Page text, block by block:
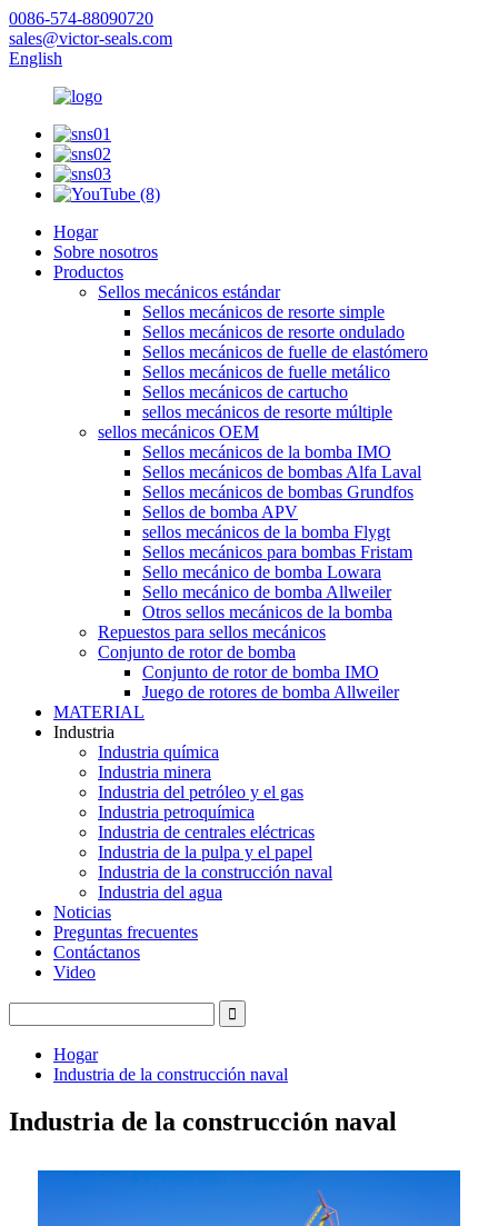
0086-574-88090720
sales@victor-seals.com
English
Hogar
Sobre nosotros
Productos
Sellos mecánicos estándar
Sellos mecánicos de resorte simple
Sellos mecánicos de resorte ondulado
Sellos mecánicos de fuelle de elastómero
Sellos mecánicos de fuelle metálico
Sellos mecánicos de cartucho
sellos mecánicos de resorte múltiple
sellos mecánicos OEM
Sellos mecánicos de la bomba IMO
Sellos mecánicos de bombas Alfa Laval
Sellos mecánicos de bombas Grundfos
Sellos de bomba APV
sellos mecánicos de la bomba Flygt
Sellos mecánicos para bombas Fristam
Sello mecánico de bomba Lowara
Sello mecánico de bomba Allweiler
Otros sellos mecánicos de la bomba
Repuestos para sellos mecánicos
Conjunto de rotor de bomba
Conjunto de rotor de bomba IMO
Juego de rotores de bomba Allweiler
MATERIAL
Industria
Industria química
Industria minera
Industria del petróleo y el gas
Industria petroquímica
Industria de centrales eléctricas
Industria de la pulpa y el papel
Industria de la construcción naval
Industria del agua
Noticias
Preguntas frecuentes
Contáctanos
Video
Hogar
Industria de la construcción naval
Industria de la construcción naval